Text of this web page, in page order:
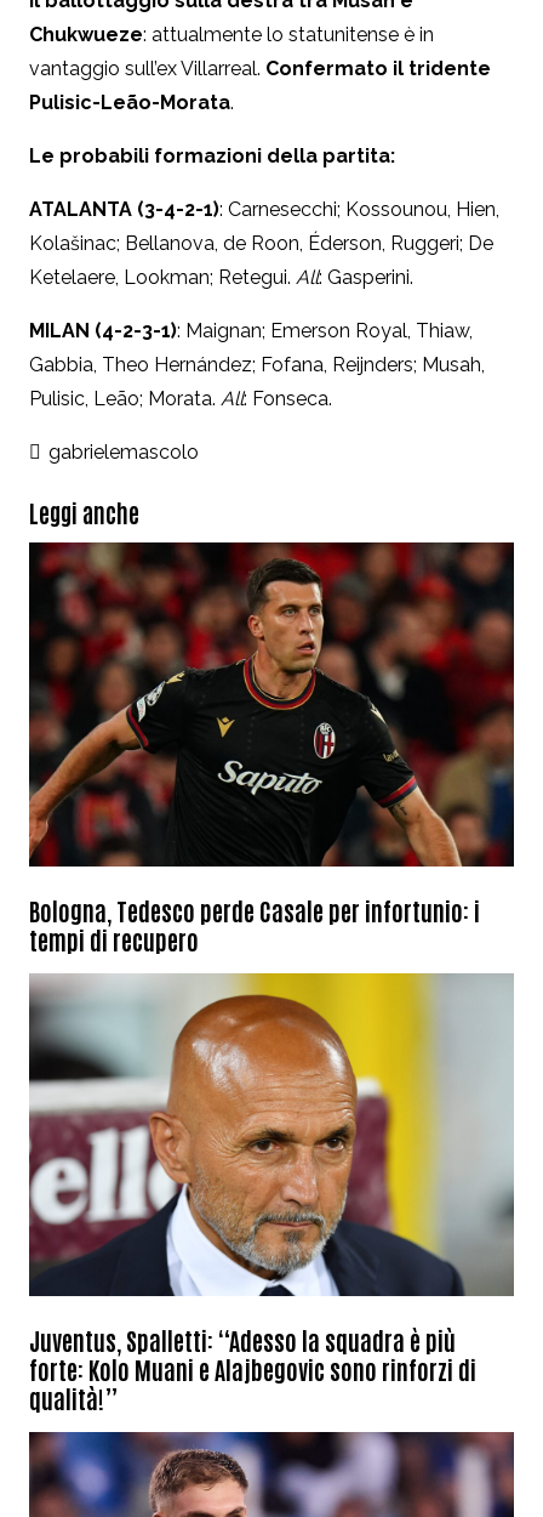
Chukwueze: attualmente lo statunitense è in
vantaggio sull’ex Villarreal. Confermato il tridente
Pulisic-Leão-Morata.
Le probabili formazioni della partita:
ATALANTA (3-4-2-1): Carnesecchi; Kossounou, Hien,
Kolašinac; Bellanova, de Roon, Éderson, Ruggeri; De
Ketelaere, Lookman; Retegui. All: Gasperini.
MILAN (4-2-3-1): Maignan; Emerson Royal, Thiaw,
Gabbia, Theo Hernández; Fofana, Reijnders; Musah,
Pulisic, Leão; Morata. All: Fonseca.
gabrielemascolo
Leggi anche
Bologna, Tedesco perde Casale per infortunio: i
tempi di recupero
Juventus, Spalletti: “Adesso la squadra è più
forte: Kolo Muani e Alajbegovic sono rinforzi di
qualità!”